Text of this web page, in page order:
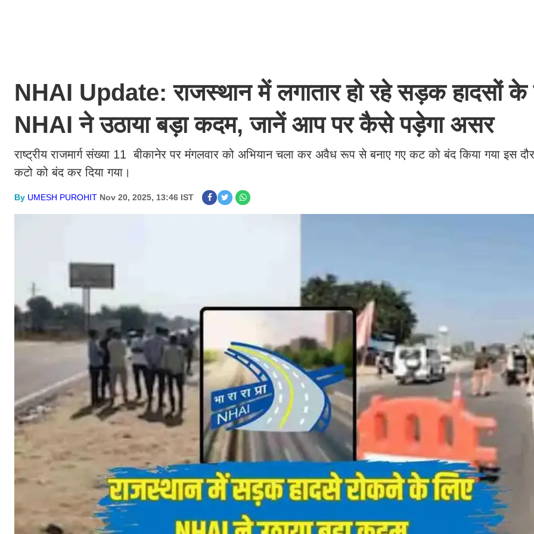
NHAI Update: राजस्थान में लगातार हो रहे सड़क हादसों के
NHAI ने उठाया बड़ा कदम, जानें आप पर कैसे पड़ेगा असर
राष्ट्रीय राजमार्ग संख्या 11 बीकानेर पर मंगलवार को अभियान चला कर अवैध रूप से बनाए गए कट को बंद किया गया इस
कटो को बंद कर दिया गया।
By UMESH PUROHIT Nov 20, 2025, 13:46 IST